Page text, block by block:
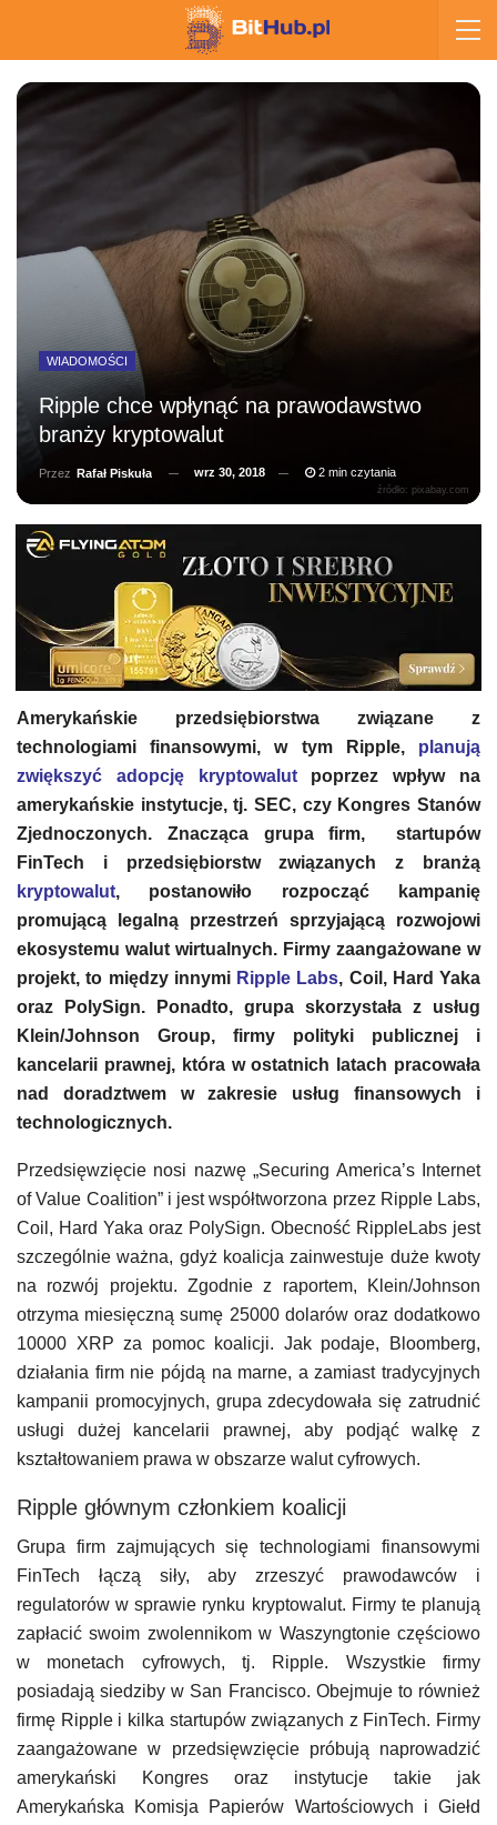
źródło: pixabay.com
WIADOMOŚCI
Ripple chce wpłynąć na prawodawstwo
branży kryptowalut
Przez Rafał Piskuła wrz 30, 2018 2 min czytania
Amerykańskie przedsiębiorstwa związane z
technologiami finansowymi, w tym Ripple, planują
zwiększyć adopcję kryptowalutpoprzez wpływ na
amerykańskie instytucje, tj. SEC, czy Kongres Stanów
Zjednoczonych. Znacząca grupa firm, startupów
FinTech i przedsiębiorstw związanych z branżą
kryptowalut, postanowiło rozpocząć kampanię
promującą legalną przestrzeń sprzyjającą rozwojowi
ekosystemu walut wirtualnych. Firmy zaangażowane w
projekt, to między innymi Ripple Labs, Coil, Hard Yaka
oraz PolySign. Ponadto, grupa skorzystała z usług
Klein/Johnson Group, firmy polityki publicznej i
kancelarii prawnej, która w ostatnich latach pracowała
nad doradztwem w zakresie usług finansowych i
technologicznych.
Przedsięwzięcie nosi nazwę „Securing America’s Internet
of Value Coalition” i jest współtworzona przez Ripple Labs,
Coil, Hard Yaka oraz PolySign. Obecność RippleLabs jest
szczególnie ważna, gdyż koalicja zainwestuje duże kwoty
na rozwój projektu. Zgodnie z raportem, Klein/Johnson
otrzyma miesięczną sumę 25000 dolarów oraz dodatkowo
10000 XRP za pomoc koalicji. Jak podaje, Bloomberg,
działania firm nie pójdą na marne, a zamiast tradycyjnych
kampanii promocyjnych, grupa zdecydowała się zatrudnić
usługi dużej kancelarii prawnej, aby podjąć walkę z
kształtowaniem prawa w obszarze walut cyfrowych.
Ripple głównym członkiem koalicji
Grupa firm zajmujących się technologiami finansowymi
FinTech łączą siły, aby zrzeszyć prawodawców i
regulatorów w sprawie rynku kryptowalut. Firmy te planują
zapłacić swoim zwolennikom w Waszyngtonie częściowo
w monetach cyfrowych, tj. Ripple. Wszystkie firmy
posiadają siedziby w San Francisco. Obejmuje to również
firmę Ripple i kilka startupów związanych z FinTech. Firmy
zaangażowane w przedsięwzięcie próbują naprowadzić
amerykański Kongres oraz instytucje takie jak
Amerykańska Komisja Papierów Wartościowych i Giełd